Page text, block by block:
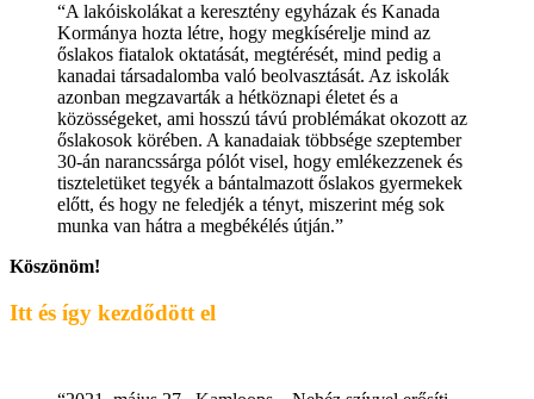
“A lakóiskolákat a keresztény egyházak és Kanada
Kormánya hozta létre, hogy megkísérelje mind az
őslakos fiatalok oktatását, megtérését, mind pedig a
kanadai társadalomba való beolvasztását. Az iskolák
azonban megzavarták a hétköznapi életet és a
közösségeket, ami hosszú távú problémákat okozott az
őslakosok körében. A kanadaiak többsége szeptember
30-án narancssárga pólót visel, hogy emlékezzenek és
tiszteletüket tegyék a bántalmazott őslakos gyermekek
előtt, és hogy ne feledjék a tényt, miszerint még sok
munka van hátra a megbékélés útján.”
Köszönöm!
Itt és így kezdődött el